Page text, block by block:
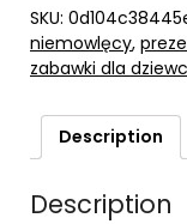
SKU:
niemowlęcy,
zabawki dla
Description
Description